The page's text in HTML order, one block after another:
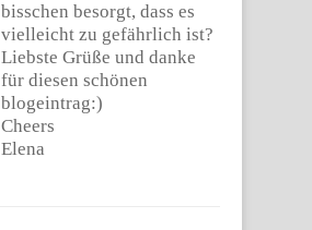
bisschen besorgt, dass es
vielleicht zu gefährlich ist?
Liebste Grüße und danke
für diesen schönen
blogeintrag:)
Cheers
Elena